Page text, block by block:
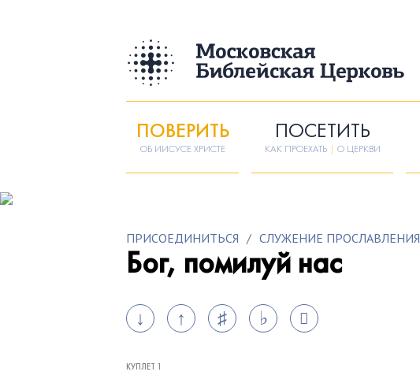
ПОВЕРИТЬ
ОБ ИИСУСЕ ХРИСТЕ
ПОСЕТИТЬ
КАК ПРОЕХАТЬ | О ЦЕРКВИ
ПРИСОЕДИНИТЬСЯ / СЛУЖЕНИЕ ПРОСЛАВЛЕНИЯ
Бог, помилуй нас
↓ ↑ ♯ ♭
КУПЛЕТ 1